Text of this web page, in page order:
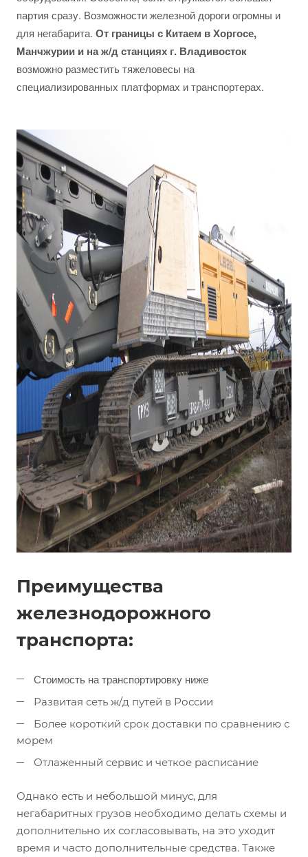
партия сразу. Возможности железной дороги огромны и
для негабарита. От границы с Китаем в Хоргосе,
Манчжурии и на ж/д станциях г. Владивосток
возможно разместить тяжеловесы на
специализированных платформах и транспортерах.
Преимущества
железнодорожного
транспорта:
Стоимость на транспортировку ниже
Развитая сеть ж/д путей в России
Более короткий срок доставки по сравнению с
морем
Отлаженный сервис и четкое расписание
Однако есть и небольшой минус, для
негабаритных грузов необходимо делать схемы и
дополнительно их согласовывать, на это уходит
время и часто дополнительные средства. Также